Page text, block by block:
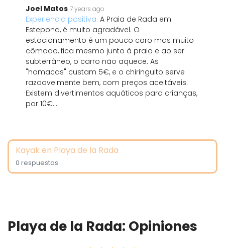
Joel Matos 7 years ago
Experiencia positiva: A Praia de Rada em
Estepona, é muito agradável. O
estacionamento é um pouco caro mas muito
cômodo, fica mesmo junto à praia e ao ser
subterrâneo, o carro não aquece. As
"hamacas" custam 5€, e o chiringuito serve
razoavelmente bem, com preços aceitáveis.
Existem divertimentos aquáticos para crianças,
por 10€...
Kayak en Playa de la Rada
0 respuestas
Playa de la Rada: Opiniones